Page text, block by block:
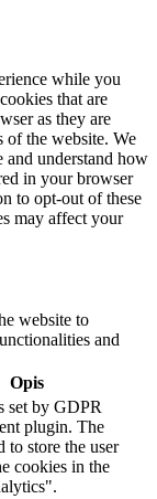
while you
that are
as they are
of the website. We
and understand how
in your browser
to opt-out of these
may affect your
website to
and
Opis
set by GDPR
plugin. The
to store the user
cookies in the